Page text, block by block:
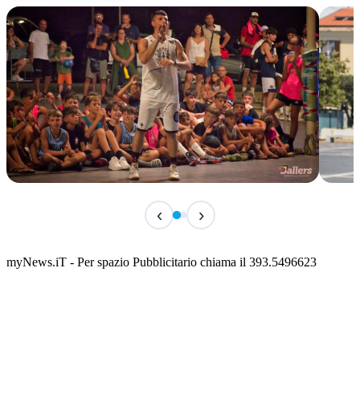
Classic Contest 3vs3 Memorial Michele
📅 6 Agosto 2026 · 09:00 · 📍 Lungomare C. Colombo
‹ ›
myNews.iT - Per spazio Pubblicitario chiama il 393.5496623